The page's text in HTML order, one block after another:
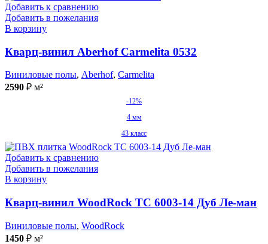
Добавить к сравнению
Добавить в пожелания
В корзину
Кварц-винил Aberhof Carmelita 0532
Виниловые полы, Aberhof, Carmelita
2590 ₽ м²
-12%
4 мм
43 класс
Добавить к сравнению
Добавить в пожелания
В корзину
Кварц-винил WoodRock TC 6003-14 Дуб Ле-ман
Виниловые полы, WoodRock
1450 ₽ м²